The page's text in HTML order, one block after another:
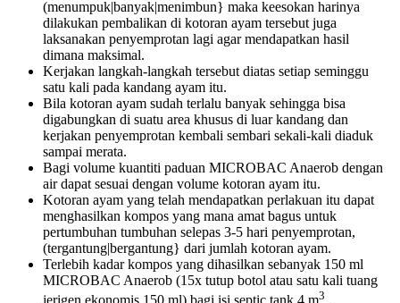
(menumpuk|banyak|menimbun} maka keesokan harinya
dilakukan pembalikan di kotoran ayam tersebut juga
laksanakan penyemprotan lagi agar mendapatkan hasil
dimana maksimal.
Kerjakan langkah-langkah tersebut diatas setiap seminggu
satu kali pada kandang ayam itu.
Bila kotoran ayam sudah terlalu banyak sehingga bisa
digabungkan di suatu area khusus di luar kandang dan
kerjakan penyemprotan kembali sembari sekali-kali diaduk
sampai merata.
Bagi volume kuantiti paduan MICROBAC Anaerob dengan
air dapat sesuai dengan volume kotoran ayam itu.
Kotoran ayam yang telah mendapatkan perlakuan itu dapat
menghasilkan kompos yang mana amat bagus untuk
pertumbuhan tumbuhan selepas 3-5 hari penyemprotan,
(tergantung|bergantung} dari jumlah kotoran ayam.
Terlebih kadar kompos yang dihasilkan sebanyak 150 ml
MICROBAC Anaerob (15x tutup botol atau satu kali tuang
3